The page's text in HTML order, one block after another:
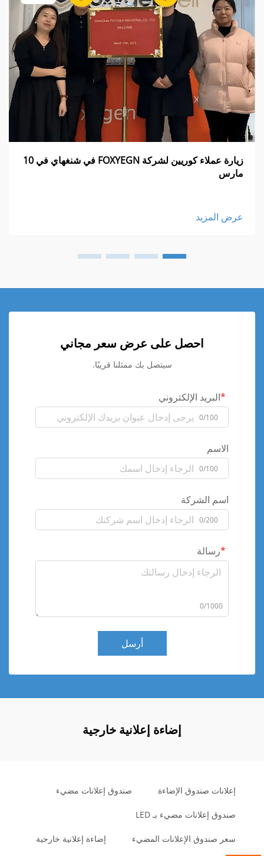
زيارة عملاء كوريين لشركة FOXYEGN في شنغهاي في 10
مارس
عرض المزيد
احصل على عرض سعر مجاني
سيتصل بك ممثلنا قريبًا.
البريد الإلكتروني
0/100
الاسم
0/100
اسم الشركة
0/200
رسالة
0/1000
أرسل
إضاءة إعلانية خارجية
إعلانات صندوق الإضاءة صندوق إعلانات مضيء
صندوق إعلانات مضيء بـ LED
سعر صندوق الإعلانات المضيء إضاءة إعلانية خارجية